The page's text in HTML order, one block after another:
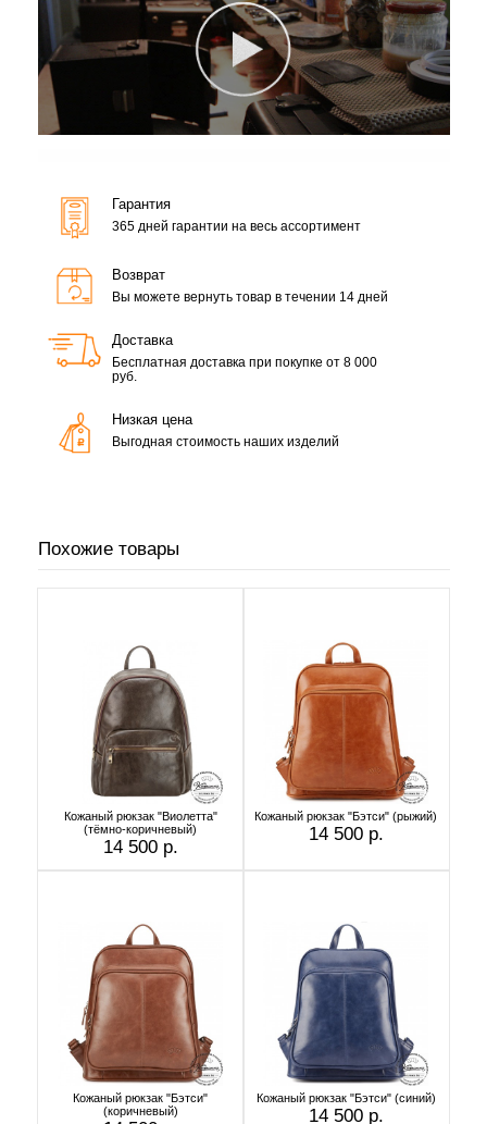
Гарантия
365 дней гарантии на весь ассортимент
Возврат
Вы можете вернуть товар в течении 14 дней
Доставка
Бесплатная доставка при покупке от 8 000
руб.
Низкая цена
Выгодная стоимость наших изделий
Похожие товары
Кожаный рюкзак "Виолетта"
(тёмно-коричневый)
14 500 р.
Кожаный рюкзак "Бэтси" (рыжий)
14 500 р.
Кожаный рюкзак "Бэтси"
(коричневый)
Кожаный рюкзак "Бэтси" (синий)
14 500 р.